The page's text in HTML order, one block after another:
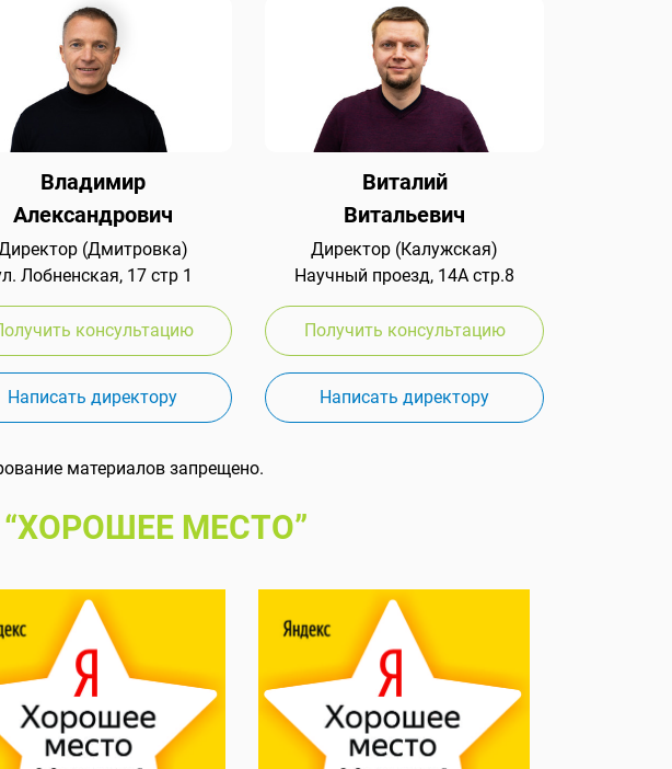
Владимир
Александрович
(Дмитровка)
Лобненская, 17 стр 1
консультацию
Написать директору
Виталий
Витальевич
Директор (Калужская)
Научный проезд, 14А стр.8
Получить консультацию
Написать директору
материалов запрещено.
МЕСТО”